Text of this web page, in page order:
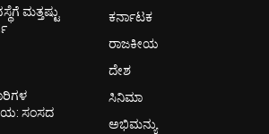
ಮತ್ತಷ್ಟು
ಸಂಸದ
ಕರ್ನಾಟಕ
ರಾಜಕೀಯ
ದೇಶ
ಸಿನಿಮಾ
ಅಭಿಮನ್ಯು